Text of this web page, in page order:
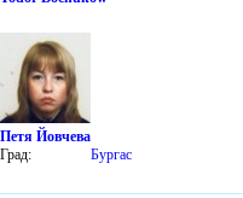
Петя Йовчева
Град:
Бургас